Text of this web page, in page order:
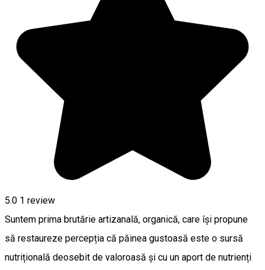
5.0 1 review
Suntem prima brutărie artizanală, organică, care își propune
să restaureze percepția că păinea gustoasă este o sursă
nutrițională deosebit de valoroasă și cu un aport de nutrienți